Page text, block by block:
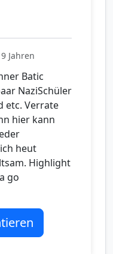
Jahren
Batic
NaziSchüler
etc. Verrate
hier kann
heut
Highlight
go